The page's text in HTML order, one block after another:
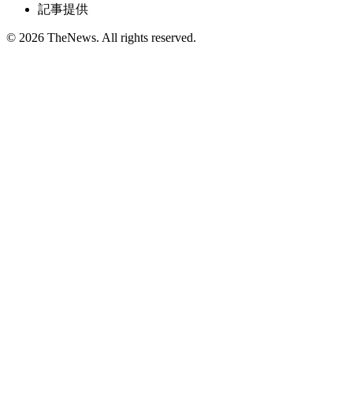
記事提供
© 2026 TheNews. All rights reserved.